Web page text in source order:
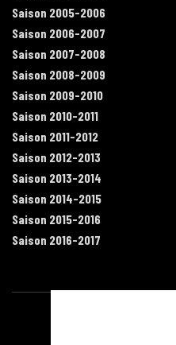
Saison 2005-2006
Saison 2006-2007
Saison 2007-2008
Saison 2008-2009
Saison 2009-2010
Saison 2010-2011
Saison 2011-2012
Saison 2012-2013
Saison 2013-2014
Saison 2014-2015
Saison 2015-2016
Saison 2016-2017